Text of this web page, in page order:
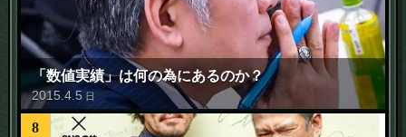
「数値実績」は何の為にあるのか？
2015 .4 .5 日
8